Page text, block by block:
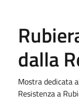
dalla
Mostra dedicata
Resistenza a